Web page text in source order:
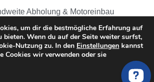
Abholung & Motoreinbau
den Motorwechsel
über 200 Motoren Anbieter
Anfrage dauert ca. 1 min.
um dir die bestmögliche Erfahrung auf
bieten. Wenn du auf der Seite weiter surfst,
Nutzung zu. In den Einstellungen kannst
Cookies wir verwenden oder sie
Banner schließen